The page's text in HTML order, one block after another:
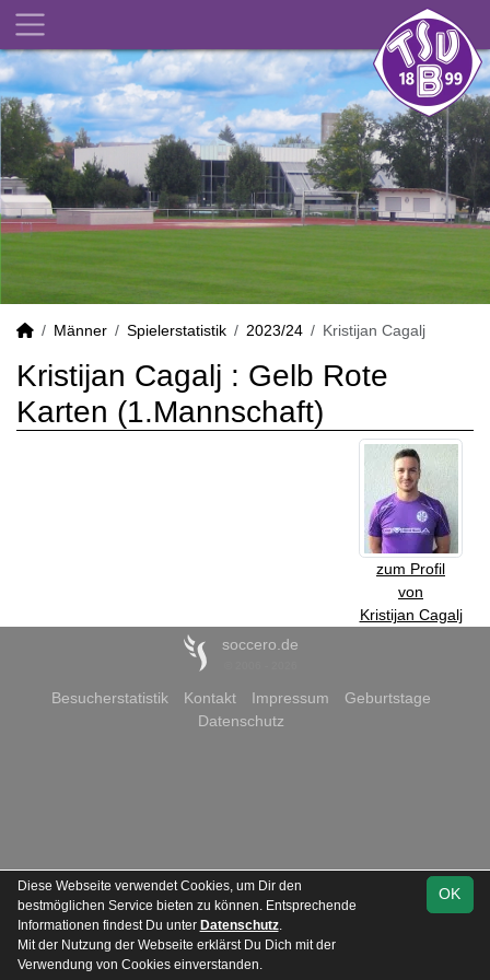
Männer Spielerstatistik 2023/24 Kristijan Cagalj
Kristijan Cagalj : Gelb Rote
Karten (1.Mannschaft)
zum Profil
von
Kristijan Cagalj
soccero.de
Besucherstatistik Kontakt Impressum
Geburtstage
Datenschutz
OK
Diese Webseite verwendet Cookies, um Dir den
bestmöglichen Service bieten zu können. Entsprechende
Informationen findest Du unter Datenschutz.
Mit der Nutzung der Webseite erklärst Du Dich mit der
Verwendung von Cookies einverstanden.